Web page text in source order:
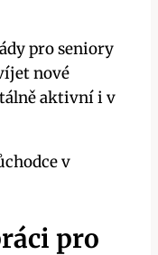
pro seniory
nové
aktivní i v
pro